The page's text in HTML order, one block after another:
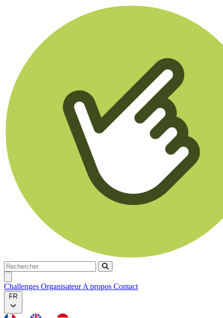
Rechercher
Rechercher
Challenges OrganisateurA propos Contact
FR